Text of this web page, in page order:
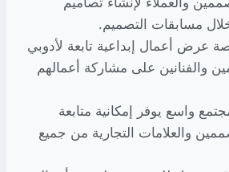
والعملاء لإنشاء تصاميم
مسابقات التصميم.
عرض أعمال إبداعية تابعة لأدوبي
والفنانين على مشاركة أعمالهم
واسع يوفر إمكانية متابعة
والعلامات التجارية من جميع